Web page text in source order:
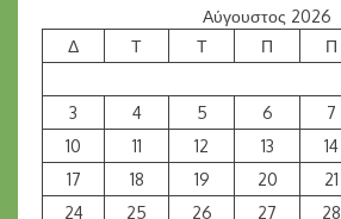
Αύγουστος 2026
Δ
Τ Τ Π Π
3
4 5 6 7
10
11 12 13 14
17
18 19 20 21
24
25 26 27 28